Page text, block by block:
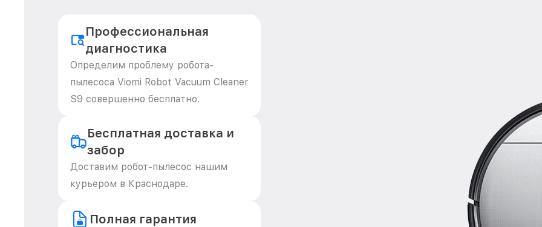
Профессиональная
диагностика
Определим проблему робота-
пылесоса Viomi Robot Vacuum Cleaner
S9 совершенно бесплатно.
Бесплатная доставка и
забор
Доставим робот-пылесос нашим
курьером в Краснодаре.
Полная гарантия